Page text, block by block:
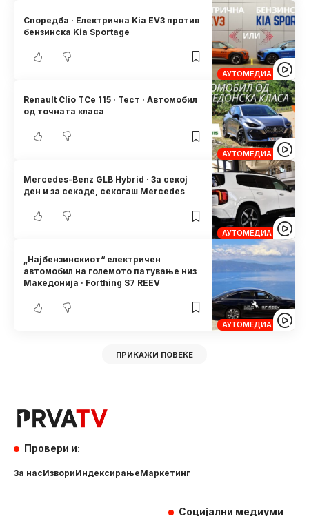
АУТОМЕДИА
Споредба · Електрична Kia EV3 против
бензинска Kia Sportage
АУТОМЕДИА
Renault Clio TCe 115 · Тест · Автомобил
од точната класа
АУТОМЕДИА
Mercedes-Benz GLB Hybrid · За секој
ден и за секаде, секогаш Mercedes
АУТОМЕДИА
„Најбензинскиот“ електричен
автомобил на големото патување низ
Македонија · Forthing S7 REEV
ПРИКАЖИ ПОВЕЌЕ
Провери и:
За насИзвориИндексирањеМаркетинг
Социјални медиуми